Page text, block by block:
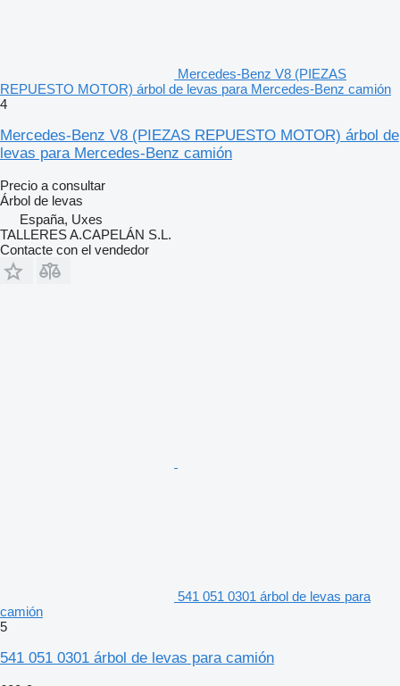
Mercedes-Benz V8 (PIEZAS
REPUESTO MOTOR) árbol de levas para Mercedes-Benz camión
4
Mercedes-Benz V8 (PIEZAS REPUESTO MOTOR) árbol de
levas para Mercedes-Benz camión
Precio a consultar
Árbol de levas
España, Uxes
TALLERES A.CAPELÁN S.L.
Contacte con el vendedor
541 051 0301 árbol de levas para
camión
5
541 051 0301 árbol de levas para camión